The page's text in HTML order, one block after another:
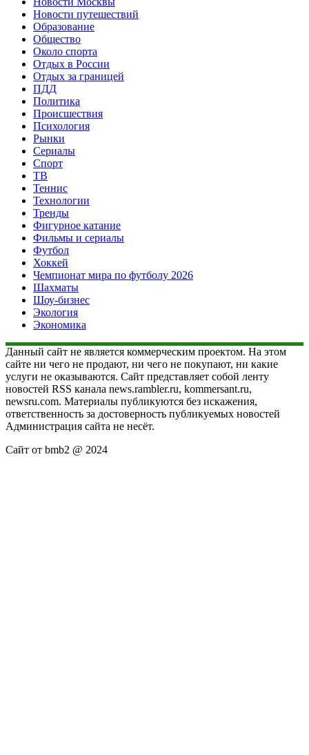
Новости путешествий
Образование
Общество
Около спорта
Отдых в России
Отдых за границей
ПДД
Политика
Происшествия
Психология
Рынки
Сериалы
Спорт
ТВ
Теннис
Технологии
Тренды
Фигурное катание
Фильмы и сериалы
Футбол
Хоккей
Чемпионат мира по футболу 2026
Шахматы
Шоу-бизнес
Экология
Экономика
Данный сайт не является коммерческим проектом. На этом
сайте ни чего не продают, ни чего не покупают, ни какие
услуги не оказываются. Сайт представляет собой ленту
новостей RSS канала news.rambler.ru, kommersant.ru,
newsru.com. Материалы публикуются без искажения,
ответственность за достоверность публикуемых новостей
Администрация сайта не несёт.
Сайт от bmb2 @ 2024